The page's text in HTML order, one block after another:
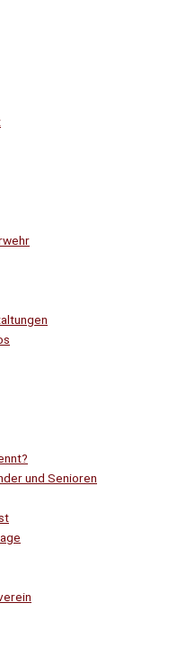
und Senioren